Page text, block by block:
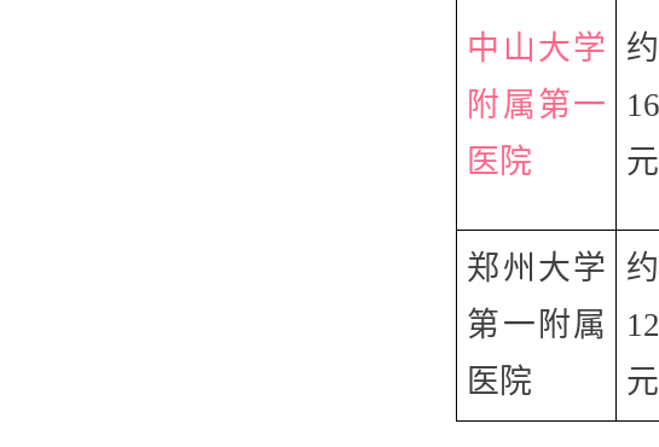
中山大学
附属第一
医院
元
郑州大学
第一附属
医院
元